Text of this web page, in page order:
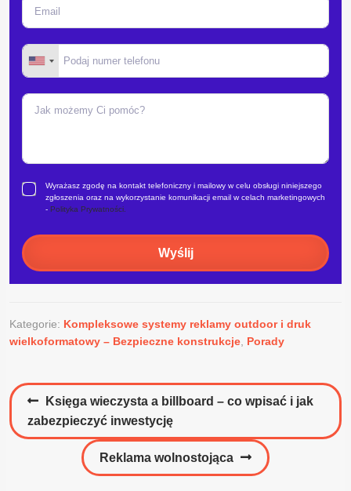
Wyrażasz zgodę na kontakt telefoniczny i mailowy w celu obsługi niniejszego
zgłoszenia oraz na wykorzystanie komunikacji email w celach marketingowych
- Polityka Prywatności.
Wyślij
Kategorie: Kompleksowe systemy reklamy outdoor i druk
wielkoformatowy – Bezpieczne konstrukcje Porady
Nawigacja
wpisu
Poprzedni
wpis:
Księga wieczysta a billboard – co wpisać i jak
zabezpieczyć inwestycję
Następny
wpis:
Reklama wolnostojąca